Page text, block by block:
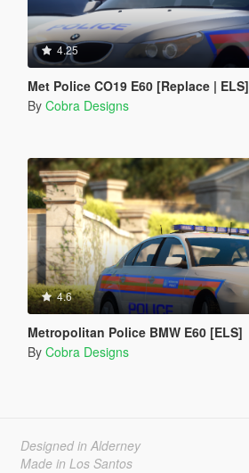
4.25
Met Police CO19 E60 [Replace | ELS]
By Cobra Designs
4.6
Metropolitan Police BMW E60 [ELS]
By Cobra Designs
Designed in Alderney
Made in Los Santos